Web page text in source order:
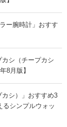
ー腕時計」おすす
シ（チープカシ
8月版】
シ）」おすすめ3
シンプルウォッ